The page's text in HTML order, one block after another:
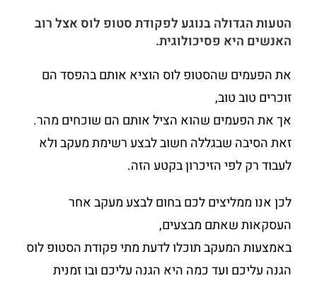
הטעות הגדולה בנוגע לפקודת סטופ לוס אצל רוב
האנשים היא פסיכולוגית.
את הפעמים שהסטופ לוס הוציא אותם בהפסד הם
זוכרים טוב טוב,
אך את הפעמים שהוא הציל אותם הם שוכחים מהר.
זאת הסיבה שבגללה חשוב לבצע רשימת מעקב ולא
לעבוד רק לפי הזיכרון בקטע הזה.
לכן אנו ממליצים לכם בחום לבצע מעקב אחר
העסקאות שאתם מבצעים,
באמצעות המעקב תוכלו לדעת מתי פקודת הסטופ לוס
הגנה עליכם ועד כמה היא הגנה עליכם ובו זמנית